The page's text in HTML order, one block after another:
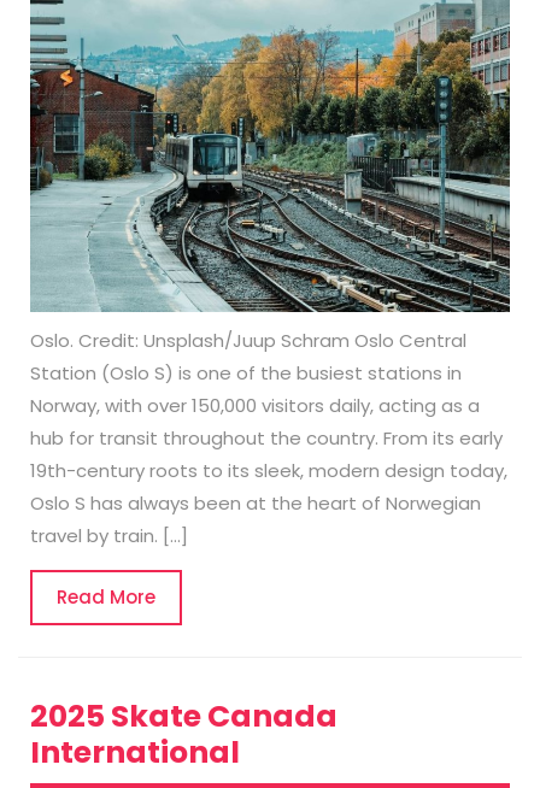
Oslo. Credit: Unsplash/Juup Schram Oslo Central
Station (Oslo S) is one of the busiest stations in
Norway, with over 150,000 visitors daily, acting as a
hub for transit throughout the country. From its early
19th-century roots to its sleek, modern design today,
Oslo S has always been at the heart of Norwegian
travel by train. […]
Read MoreRead
More
2025 Skate Canada
International